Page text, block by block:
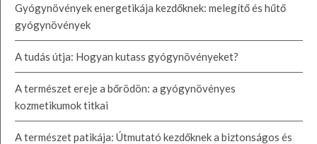
Gyógynövények energetikája kezdőknek: melegítő és hűtő
gyógynövények
A tudás útja: Hogyan kutass gyógynövényeket?
A természet ereje a bőrödön: a gyógynövényes
kozmetikumok titkai
A természet patikája: Útmutató kezdőknek a biztonságos és